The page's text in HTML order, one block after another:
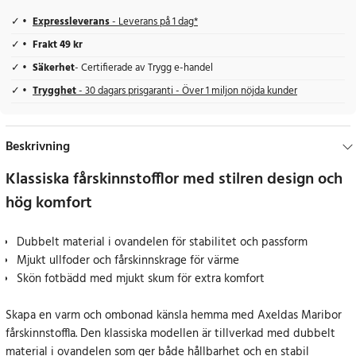
Expressleverans- Leverans på 1 dag*
Frakt 49 kr
Säkerhet- Certifierade av Trygg e-handel
Trygghet- 30 dagars prisgaranti - Över 1 miljon nöjda kunder
Beskrivning
Klassiska fårskinnstofflor med stilren design och
hög komfort
Dubbelt material i ovandelen för stabilitet och passform
Mjukt ullfoder och fårskinnskrage för värme
Skön fotbädd med mjukt skum för extra komfort
Skapa en varm och ombonad känsla hemma med Axeldas Maribor
fårskinnstoffla. Den klassiska modellen är tillverkad med dubbelt